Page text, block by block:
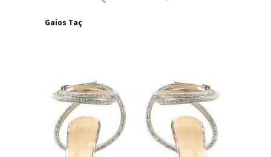
Gaios Taç